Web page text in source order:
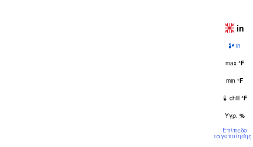
in
in
max °F
min °F
chill °F
Υγρ. %
Επίπεδο
παγοποίησης